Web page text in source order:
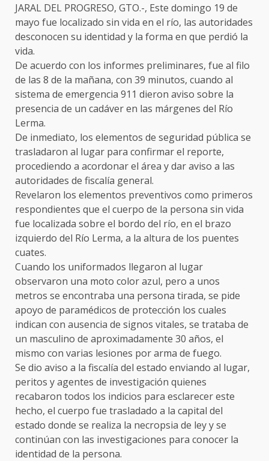
JARAL DEL PROGRESO, GTO.-, Este domingo 19 de
mayo fue localizado sin vida en el río, las autoridades
desconocen su identidad y la forma en que perdió la
vida.
De acuerdo con los informes preliminares, fue al filo
de las 8 de la mañana, con 39 minutos, cuando al
sistema de emergencia 911 dieron aviso sobre la
presencia de un cadáver en las márgenes del Río
Lerma.
De inmediato, los elementos de seguridad pública se
trasladaron al lugar para confirmar el reporte,
procediendo a acordonar el área y dar aviso a las
autoridades de fiscalía general.
Revelaron los elementos preventivos como primeros
respondientes que el cuerpo de la persona sin vida
fue localizada sobre el bordo del río, en el brazo
izquierdo del Río Lerma, a la altura de los puentes
cuates.
Cuando los uniformados llegaron al lugar
observaron una moto color azul, pero a unos
metros se encontraba una persona tirada, se pide
apoyo de paramédicos de protección los cuales
indican con ausencia de signos vitales, se trataba de
un masculino de aproximadamente 30 años, el
mismo con varias lesiones por arma de fuego.
Se dio aviso a la fiscalía del estado enviando al lugar,
peritos y agentes de investigación quienes
recabaron todos los indicios para esclarecer este
hecho, el cuerpo fue trasladado a la capital del
estado donde se realiza la necropsia de ley y se
continúan con las investigaciones para conocer la
identidad de la persona.